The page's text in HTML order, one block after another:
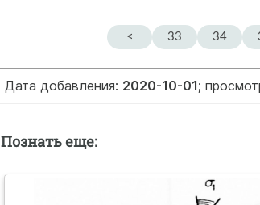
< 33 34
Дата добавления: 2020-10-01;
Познать еще: